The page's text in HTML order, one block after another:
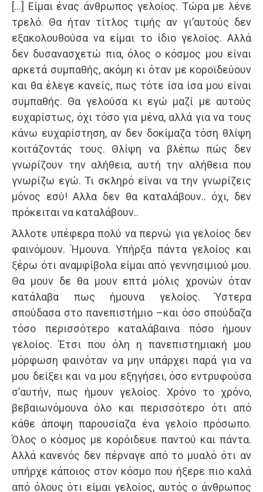
[…] Είμαι ένας άνθρωπος γελοίος. Τώρα με λένε
τρελό. Θα ήταν τίτλος τιμής αν γι’αυτούς δεν
εξακολουθούσα να είμαι το ίδιο γελοίος. Αλλά
δεν δυσανασχετώ πια, όλος ο κόσμος μου είναι
αρκετά συμπαθής, ακόμη κι όταν με κοροϊδεύουν
και θα έλεγε κανείς, πως τότε ίσα ίσα μου είναι
συμπαθής. Θα γελούσα κι εγώ μαζί με αυτούς
ευχαρίστως, όχι τόσο για μένα, αλλά για να τους
κάνω ευχαρίστηση, αν δεν δοκίμαζα τόση θλίψη
κοιτάζοντάς τους. Θλίψη να βλέπω πώς δεν
γνωρίζουν την αλήθεια, αυτή την αλήθεια που
γνωρίζω εγώ. Τι σκληρό είναι να την γνωρίζεις
μόνος εσύ! Αλλα δεν θα καταλάβουν.. όχι, δεν
πρόκειται να καταλάβουν..
Άλλοτε υπέφερα πολύ να περνώ για γελοίος δεν
φαινόμουν. Ήμουνα. Υπήρξα πάντα γελοίος και
ξέρω ότι αναμφίβολα είμαι από γεννησιμιού μου.
Θα μουν δε θα μουν επτά μόλις χρονών όταν
κατάλαβα πως ήμουνα γελοίος. Ύστερα
σπούδασα στο πανεπιστήμιο –και όσο σπούδαζα
τόσο περισσότερο καταλάβαινα πόσο ήμουν
γελοίος. Έτσι που όλη η πανεπιστημιακή μου
μόρφωση φαινόταν να μην υπάρχει παρά για να
μου δείξει και να μου εξηγήσει, όσο εντρυφούσα
σ’αυτήν, πως ήμουν γελοίος. Χρόνο το χρόνο,
βεβαιωνόμουνα όλο και περισσότερο ότι από
κάθε άποψη παρουσίαζα ένα γελοίο πρόσωπο.
Όλος ο κόσμος με κορόιδευε παντού και πάντα.
Αλλά κανενός δεν πέρναγε από το μυαλό ότι αν
υπήρχε κάποιος στον κόσμο που ήξερε πιο καλά
από όλους ότι είμαι γελοίος, αυτός ο άνθρωπος